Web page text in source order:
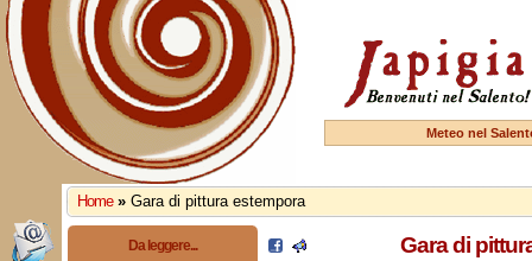
Meteo nel
Home » Gara di pittura estempora
Da leggere... Gara di